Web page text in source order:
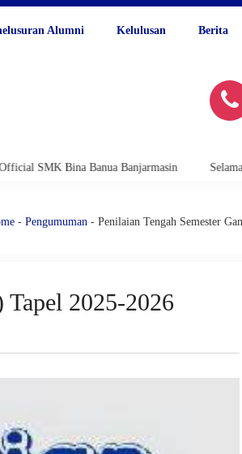
Alumni Kelulusan Berita
Bina Banua Banjarmasin Selamat
- Pengumuman - Penilaian Tengah Semester
Tapel 2025-2026